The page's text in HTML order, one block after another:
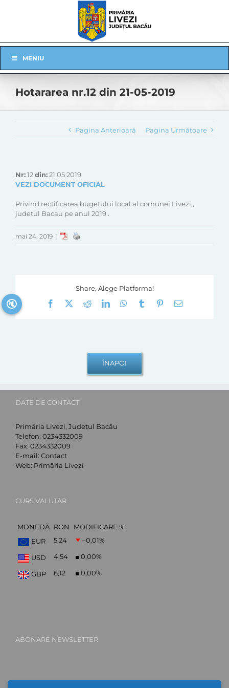
Navigation
MENIU
Hotararea nr.12 din 21-05-2019
Pagina Anterioară Pagina Următoare
Nr:12din:21 05 2019
VEZI DOCUMENT OFICIAL
Privind rectificarea bugetului local al comunei Livezi ,
judetul Bacau pe anul 2019 .
mai 24, 2019 |
Share, Alege Platforma!
Facebook
RedditLinkedInWhatsApp
Tumblr Pinterest
E-
DATE DE CONTACT
Primăria Livezi, Județul Bacău
Telefon: 0234332009
Fax: 0234332009
E-mail: Contact
Web: Primăria Livezi
CURS VALUTAR
MONEDĂ RON
MODIFICARE %
EUR
5,24 –0,01%
USD 4,54 0,00%
GBP 6,12 0,00%
ABONARE NEWSLETTER
🔇